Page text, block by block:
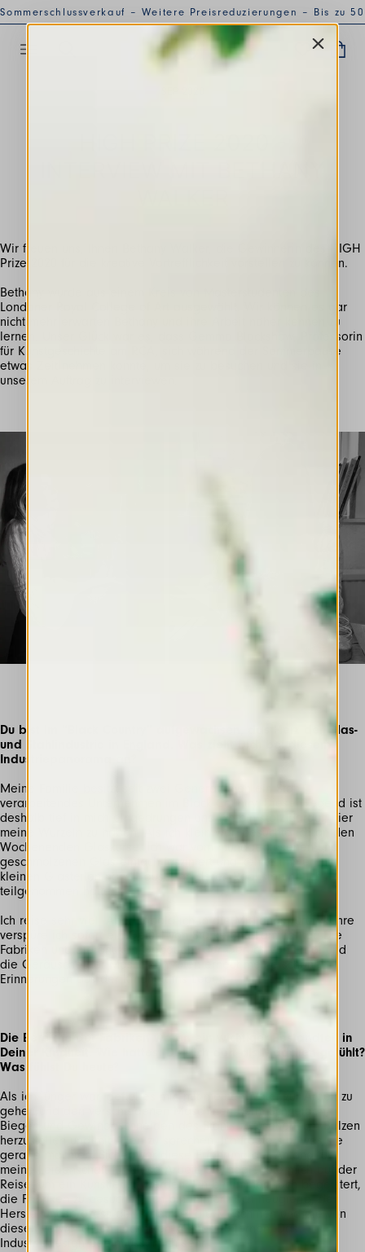
Sommerschlussverkauf – Weitere Preisreduzierungen – Bis zu 50
% Rabatt
Wir freuen uns, Ihnen Bethany Walker, die Gewinnerin des HIGH
Prize 2020 für die kreative Vortrefflichkeit vorstellen zu können.
Bethany wurde aus einem Kreis von Masterstudenten des
Londoner Royal College of Art ausgewählt. Wir können es gar
nicht mehr erwarten Bethany und ihre Arbeit näher kennen zu
lernen. Unser Glück war es, dass Gemma Blackshaw, Professorin
für Kunstgeschichte am RCA, sich während der Sommerpause
etwas Zeit nehmen konnte, um sie zu besuchen und sie in
unserem Auftrag zu interviewen.
Du bist im “Black Country” aufgewachsen, das Herz der Glas-
und Stahlindustrie in England. Was zieht Dich bei diesem
Industriepanorama an?
Meine Familie besitzt seit zwei Generationen ein Stahl
verarbeitendes Unternehmen im Black Country. Diese Gegend ist
deshalb tief in mich eingedrungen und ich bin stolz darauf, hier
meine Wurzeln zu haben. Als ich klein war, besuchte ich an den
Wochenenden Glaskurse. Ich war vom mundgeblasenen und
geschmolzenen Glas einfach fasziniert und kehrte immer mit
kleinen Glasteilen nach Hause, an deren Realisierung ich
teilgenommen hatte.
Ich reise sehr viel. Aber sobald ich in die Midlands zurückkehre
verspüre ich sofort ein Gefühl von Stärke und Familiarität. Die
Fabriken und die antiken Gebäude; der Geruch von Erdöl und
die Geräusche der Maschinen rufen erneut meine schönen
Erinnerungen aus der Kindheit ins Leben.
Die Bereiche der Fabriken waren ein wichtiger Bestandteil in
Deiner Kindheit. Wie hattest Du Dich dort als Mädchen gefühlt?
Was fühlst Du heute?
Als ich jünger war, gefiel es mir, mit meinem Vater zur Arbeit zu
gehen und den verschiedenen Maschinen beim Schneiden,
Biegen und Gewindeschneiden des Stahls zuzusehen, um Bolzen
herzustellen und mit Allen zu sprechen. Ich fragte sie, was sie
gerade machten. Sicher war diese Erfahrung der Anfang für
meine Leidenschaft für diese Arbeit. Sie begleitete mich auf der
Reise, um ein Künstler zu werden. Ich bin immer noch begeistert,
die Fabriken zu besuchen. Ich bin immer noch neugierig, den
Herstellungsprozess der Produkte, die Maschinen und die von
diesen verwendeten Techniken kennen zu lernen. Das
Industriedesign beeinflusst mich sehr.